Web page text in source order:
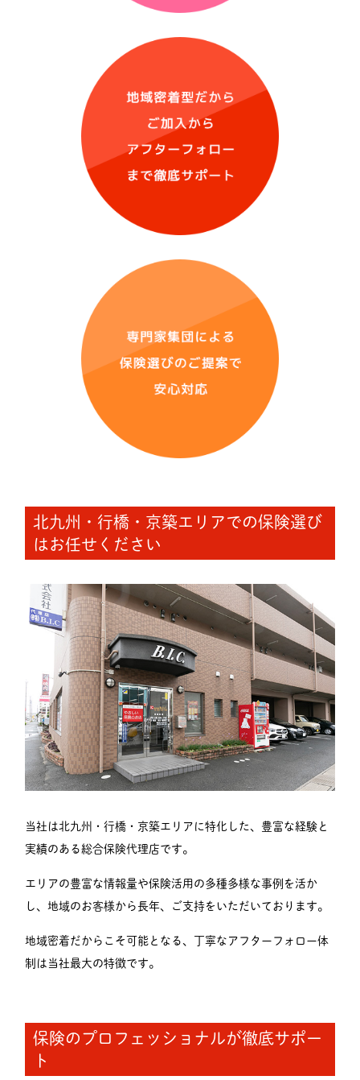
北九州・行橋・京築エリアでの保険選び
はお任せください
当社は北九州・行橋・京築エリアに特化した、豊富な経験と
実績のある総合保険代理店です。
エリアの豊富な情報量や保険活用の多種多様な事例を活か
し、地域のお客様から長年、ご支持をいただいております。
地域密着だからこそ可能となる、丁寧なアフターフォロー体
制は当社最大の特徴です。
保険のプロフェッショナルが徹底サポー
ト